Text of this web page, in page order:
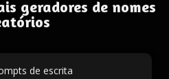
geradores de nomes
de escrita